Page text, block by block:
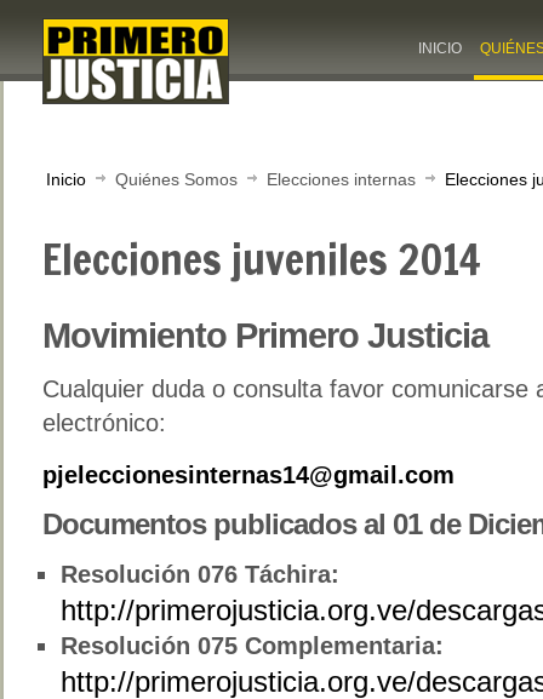
INICIO
Inicio Quiénes Somos Elecciones internas Elecciones
Elecciones juveniles 2014
Movimiento Primero Justicia
Cualquier duda o consulta favor comunicarse
electrónico:
pjeleccionesinternas14@gmail.com
Documentos publicados al 01 de
Resolución 076 Táchira:
http://primerojusticia.org.ve/
Resolución 075 Complementaria:
http://primerojusticia.org.ve/